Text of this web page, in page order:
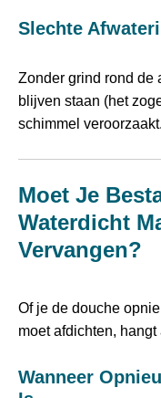
Slechte
Zonder grind rond de
blijven staan (het
schimmel veroorzaakt.
Moet Je
Waterdicht
Vervangen?
Of je de douche
moet afdichten,
Wanneer